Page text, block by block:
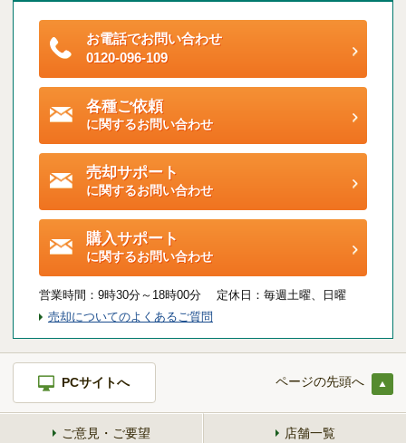
お電話でお問い合わせ
0120-096-109
各種ご依頼
に関するお問い合わせ
売却サポート
に関するお問い合わせ
購入サポート
に関するお問い合わせ
営業時間： 9時30分～18時00分 定休日： 毎週土曜、日曜
売却についてのよくあるご質問
PCサイトへ ページの先頭へ
ご意見・ご要望 店舗一覧
ご契約後アンケートのご案内
各種特典制度のご案内